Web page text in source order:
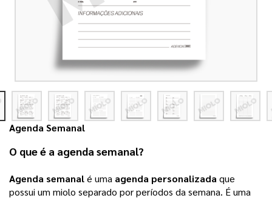
Agenda Semanal
O que é a agenda semanal?
Agenda semanal é uma agenda personalizada que